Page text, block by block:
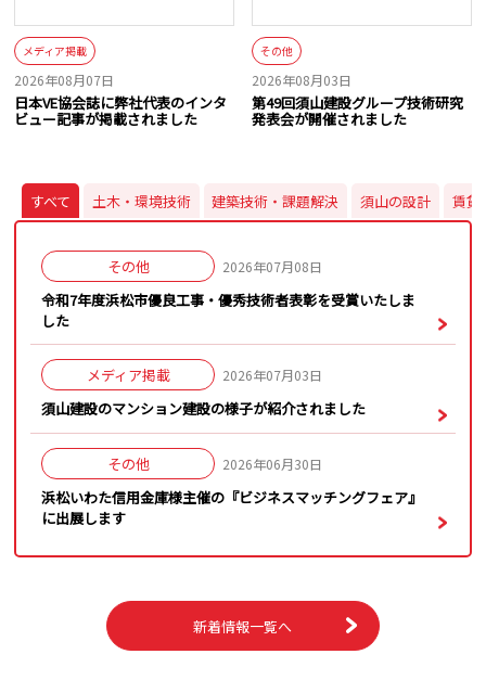
メディア掲載
2026年08月07日
日本VE協会誌に弊社代表のインタ
ビュー記事が掲載されました
その他
2026年08月03日
第49回須山建設グループ技術研究
発表会が開催されました
すべて 土木・環境技術 建築技術・課題解決 須山の設計 賃貸
その他 2026年07月08日
令和7年度浜松市優良工事・優秀技術者表彰を受賞いたしま
した
メディア掲載 2026年07月03日
須山建設のマンション建設の様子が紹介されました
その他 2026年06月30日
浜松いわた信用金庫様主催の『ビジネスマッチングフェア』
に出展します
新着情報一覧へ